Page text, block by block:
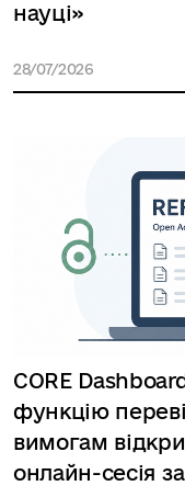
науці»
28/07/2026
CORE
функцію
вимогам
онлайн-сесія